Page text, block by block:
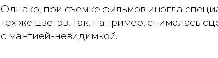
Однако, при съемке фильмов иногда
тех же цветов. Так, например, снималась
с мантией-невидимкой.